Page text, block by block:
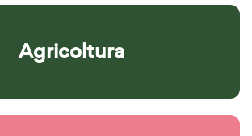
Agricoltura